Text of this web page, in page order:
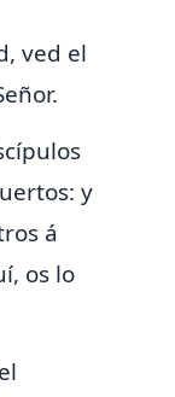
ved el
y
á
os lo